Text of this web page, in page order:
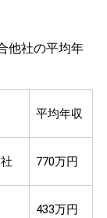
他社の平均年
平均年収
770万円
433万円